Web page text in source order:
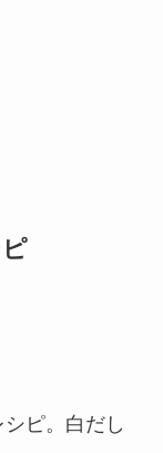
ピ。白だし